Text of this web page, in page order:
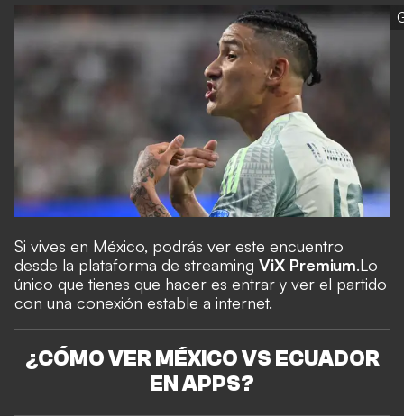
Si vives en México, podrás ver este encuentro
desde la plataforma de streaming ViX Premium.Lo
único que tienes que hacer es entrar y ver el partido
con una conexión estable a internet.
¿CÓMO VER MÉXICO VS ECUADOR
EN APPS?